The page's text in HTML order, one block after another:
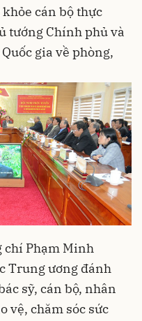
cán bộ thực
tướng Chính phủ và
gia về phòng,
chí Phạm Minh
Trung ương đánh
sỹ, cán bộ, nhân
vệ, chăm sóc sức